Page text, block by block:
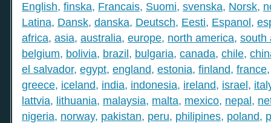
English, finska, Francais, Suomi, svenska, Norsk,
Latina, Dansk, danska, Deutsch, Eesti, Espanol,
africa, asia, australia, europe, north america, south
belgium, bolivia, brazil, bulgaria, canada, chile,
el salvador, egypt, england, estonia, finland, france
greece, iceland, india, indonesia, ireland, israel,
lattvia, lithuania, malaysia, malta, mexico, nepal,
nigeria, norway, pakistan, peru, philipines, poland,